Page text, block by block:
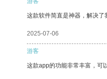
这款软件简直是神器，解决了
2025-07-06
游客
这款app的功能非常丰富，可